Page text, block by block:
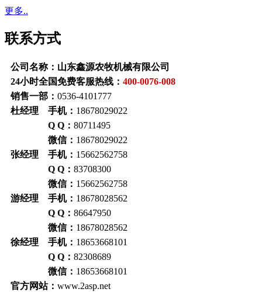
更多..
联系方式
公司名称：山东鑫源农牧机械有限公司
24小时全国免费客服热线： 400-0076-008
销售一部： 0536-4101777
杜经理 手机： 18678029022
Q Q： 80711495
微信： 18678029022
张经理 手机： 15662562758
Q Q： 83708300
微信： 15662562758
游经理 手机： 18678028562
Q Q： 86647950
微信： 18678028562
徐经理 手机： 18653668101
Q Q： 82308689
微信： 18653668101
官方网站： www.2asp.net